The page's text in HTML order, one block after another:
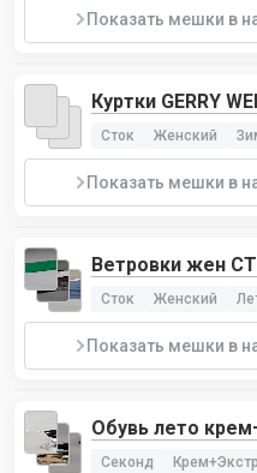
Показать мешки в
Куртки GERRY
Сток Женский
Показать мешки в
Ветровки жен
Сток Женский
Показать мешки в
Обувь лето
Cream+Extra), 2
Секонд